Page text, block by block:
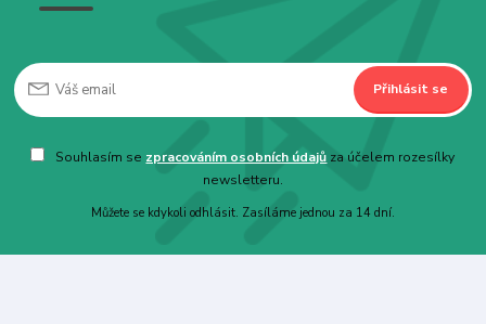
Přihlásit se
Souhlasím se zpracováním osobních údajů za účelem rozesílky
newsletteru.
Můžete se kdykoli odhlásit. Zasíláme jednou za 14 dní.